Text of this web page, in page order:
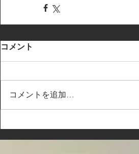
コメント
コメントを追加…